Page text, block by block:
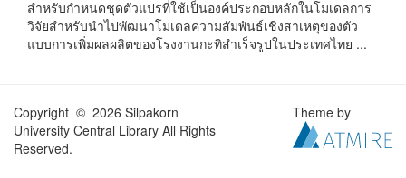
สำหรับกำหนดชุดตัวแปรที่ใช้เป็นองค์ประกอบหลักในโมเดลการ
วิจัยสำหรับนำไปพัฒนาโมเดลความสัมพันธ์เชิงสาเหตุของตัว
แบบการเพิ่มผลผลิตของโรงงานกะทิสำเร็จรูปในประเทศไทย ...
Copyright © 2026 Silpakorn
University Central Library All Rights
Reserved.
Theme by